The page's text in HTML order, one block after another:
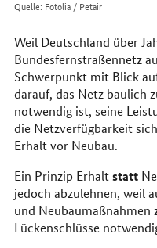
Quelle: Fotolia / Petair
Weil Deutschland über
Bundesfernstraßennetz
Schwerpunkt mit Blick
darauf, das Netz baulich
notwendig ist, seine
die Netzverfügbarkeit
Erhalt vor Neubau.
Ein Prinzip Erhaltstatt
jedoch abzulehnen, weil
und Neubaumaßnahmen
Lückenschlüsse